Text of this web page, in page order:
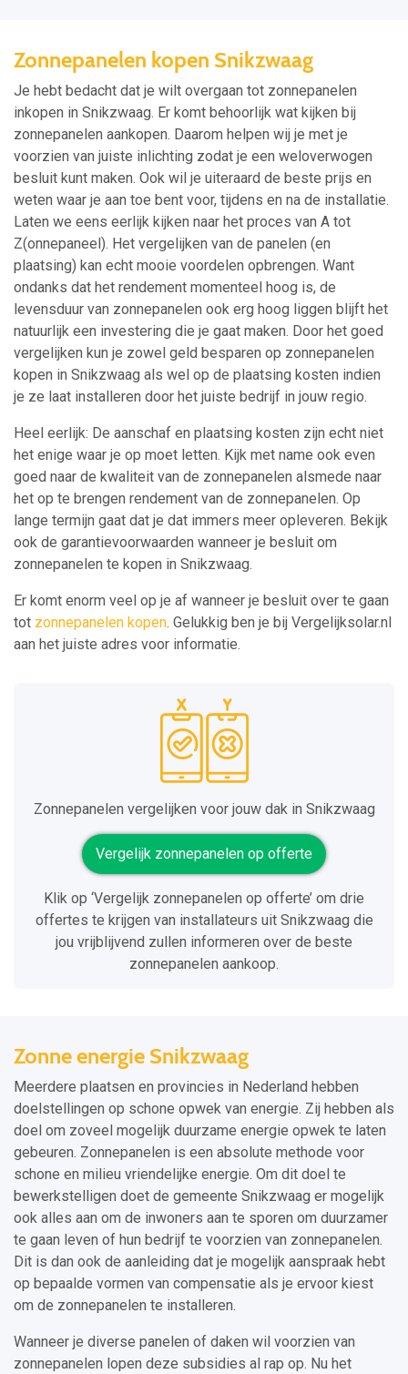
Zonnepanelen kopen Snikzwaag
Je hebt bedacht dat je wilt overgaan tot zonnepanelen
inkopen in Snikzwaag. Er komt behoorlijk wat kijken bij
zonnepanelen aankopen. Daarom helpen wij je met je
voorzien van juiste inlichting zodat je een weloverwogen
besluit kunt maken. Ook wil je uiteraard de beste prijs en
weten waar je aan toe bent voor, tijdens en na de installatie.
Laten we eens eerlijk kijken naar het proces van A tot
Z(onnepaneel). Het vergelijken van de panelen (en
plaatsing) kan echt mooie voordelen opbrengen. Want
ondanks dat het rendement momenteel hoog is, de
levensduur van zonnepanelen ook erg hoog liggen blijft het
natuurlijk een investering die je gaat maken. Door het goed
vergelijken kun je zowel geld besparen op zonnepanelen
kopen in Snikzwaag als wel op de plaatsing kosten indien
je ze laat installeren door het juiste bedrijf in jouw regio.
Heel eerlijk: De aanschaf en plaatsing kosten zijn echt niet
het enige waar je op moet letten. Kijk met name ook even
goed naar de kwaliteit van de zonnepanelen alsmede naar
het op te brengen rendement van de zonnepanelen. Op
lange termijn gaat dat je dat immers meer opleveren. Bekijk
ook de garantievoorwaarden wanneer je besluit om
zonnepanelen te kopen in Snikzwaag.
Er komt enorm veel op je af wanneer je besluit over te gaan
tot zonnepanelen kopen. Gelukkig ben je bij Vergelijksolar.nl
aan het juiste adres voor informatie.
Zonnepanelen vergelijken voor jouw dak in Snikzwaag
Vergelijk zonnepanelen op offerte
Klik op ‘Vergelijk zonnepanelen op offerte’ om drie
offertes te krijgen van installateurs uit Snikzwaag die
jou vrijblijvend zullen informeren over de beste
zonnepanelen aankoop.
Zonne energie Snikzwaag
Meerdere plaatsen en provincies in Nederland hebben
doelstellingen op schone opwek van energie. Zij hebben als
doel om zoveel mogelijk duurzame energie opwek te laten
gebeuren. Zonnepanelen is een absolute methode voor
schone en milieu vriendelijke energie. Om dit doel te
bewerkstelligen doet de gemeente Snikzwaag er mogelijk
ook alles aan om de inwoners aan te sporen om duurzamer
te gaan leven of hun bedrijf te voorzien van zonnepanelen.
Dit is dan ook de aanleiding dat je mogelijk aanspraak hebt
op bepaalde vormen van compensatie als je ervoor kiest
om de zonnepanelen te installeren.
Wanneer je diverse panelen of daken wil voorzien van
zonnepanelen lopen deze subsidies al rap op. Nu het